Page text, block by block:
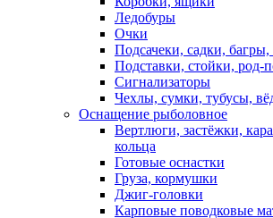
Ледобуры
Очки
Подсачеки, садки,
Подставки, стойки, род-
Сигнализаторы
Чехлы, сумки, тубусы,
Оснащение рыболовное
Вертлюги, застёжки,
кольца
Готовые оснастки
Груза, кормушки
Джиг-головки
Карповые поводковые